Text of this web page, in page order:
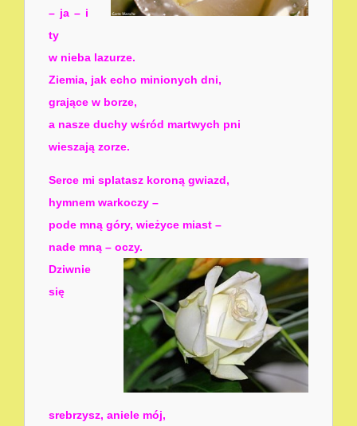
– ja – i
ty
w nieba lazurze.
Ziemia, jak echo minionych dni,
grające w borze,
a nasze duchy wśród martwych pni
wieszają zorze.
Serce mi splatasz koroną gwiazd,
hymnem warkoczy –
pode mną góry, wieżyce miast –
nade mną – oczy.
Dziwnie
się
srebrzysz, aniele mój,